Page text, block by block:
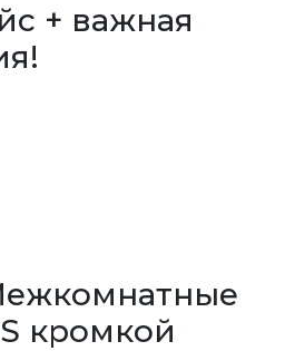
+ важная
кромкой